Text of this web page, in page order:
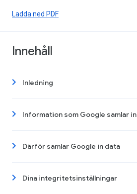
Ladda ned PDF
Innehåll
Inledning
Information som Google samlar in
Därför samlar Google in data
Dina integritetsinställningar